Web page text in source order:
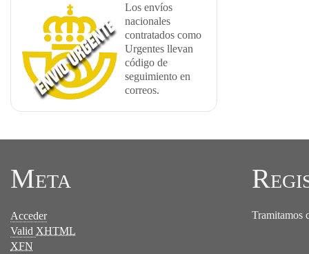
Los envíos
nacionales
contratados como
Urgentes llevan
código de
seguimiento en
correos.
Meta
Acceder
Valid XHTML
XFN
Tramitamos